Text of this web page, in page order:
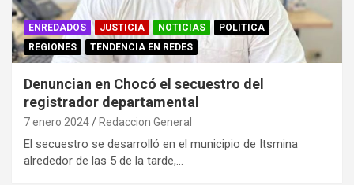
ENREDADOS JUSTICIA NOTICIAS
POLITICA
REGIONES
TENDENCIA EN REDES
Denuncian en Chocó el secuestro del
registrador departamental
7 enero 2024 Redaccion General
El secuestro se desarrolló en el municipio de Itsmina
alrededor de las 5 de la tarde,…